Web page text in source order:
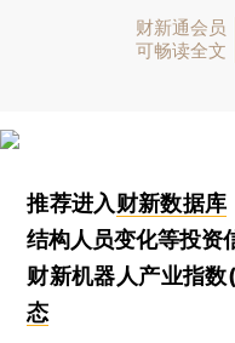
财新通会员
可畅读全文
推荐进入财新数据库
结构人员变化等投资
财新机器人产业指数
态